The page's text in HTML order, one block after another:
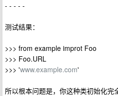
- - - - -
测试结果：
>>> from example improt Foo
>>> Foo.URL
>>> 'www.example.com'
所以根本问题是，你这种类初始化